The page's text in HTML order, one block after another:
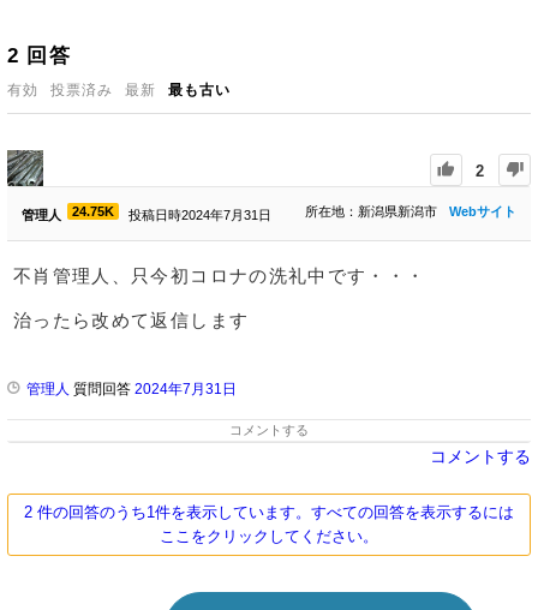
2 回答
有効 投票済み 最新 最も古い
2
管理人 24.75K 投稿日時2024年7月31日 Webサイト
所在地：新潟県新潟市
不肖管理人、只今初コロナの洗礼中です・・・
治ったら改めて返信します
管理人 質問回答 2024年7月31日
コメントする
コメントする
2 件の回答のうち1件を表示しています。すべての回答を表示するには
ここをクリックしてください。